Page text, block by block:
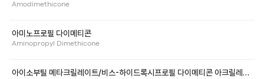
Amodimethicone
아미노프로필 다이메티콘
Aminopropyl Dimethicone
아이소부틸 메타크릴레이트/비스-하이드록시프로필 다이메티콘 아크릴레이트 코폴리머